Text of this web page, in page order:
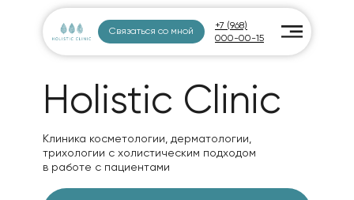
Связаться со мной
+7 (968)
000-00-15
Holistic Clinic
Клиника косметологии, дерматологии,
трихологии с холистическим подходом
в работе с пациентами